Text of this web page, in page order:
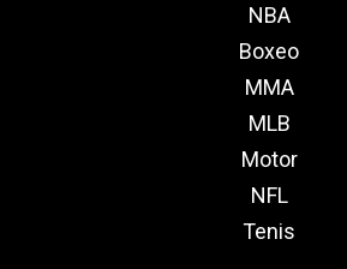
NBA
Boxeo
MMA
MLB
Motor
NFL
Tenis